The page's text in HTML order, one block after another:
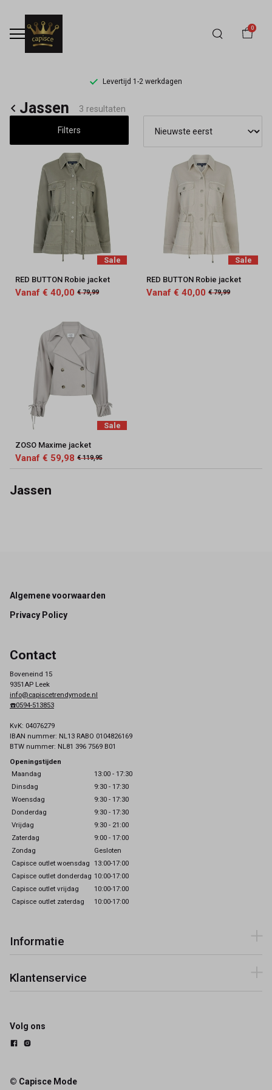
0
Levertijd 1-2 werkdagen
Jassen
Capisce
Mode
Jassen 3 resultaten
Filters
Sale
RED BUTTON Robie jacket
Vanaf € 40,00 € 79,99
Sale
RED BUTTON Robie jacket
Vanaf € 40,00 € 79,99
Sale
ZOSO Maxime jacket
Vanaf € 59,98 € 119,95
Jassen
Footer
Algemene voorwaarden
Privacy Policy
Contact
Boveneind 15
9351AP Leek
info@capiscetrendymode.nl
☎️0594-513853
KvK: 04076279
IBAN nummer: NL13 RABO 0104826169
BTW nummer: NL81 396 7569 B01
Openingstijden
Maandag
13:00 - 17:30
Dinsdag
9:30 - 17:30
Woensdag
9:30 - 17:30
Donderdag
9:30 - 17:30
Vrijdag
9:30 - 21:00
Zaterdag
9:00 - 17:00
Zondag
Gesloten
Capisce outlet woensdag 13:00-17:00
Capisce outlet donderdag 10:00-17:00
Capisce outlet vrijdag
10:00-17:00
Capisce outlet zaterdag
10:00-17:00
Informatie
Klantenservice
Volg ons
© Capisce Mode